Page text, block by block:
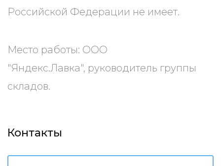
Российской Федерации не имеет.
Место работы: ООО
"Яндекс.Лавка", руководитель группы
складов.
Контакты